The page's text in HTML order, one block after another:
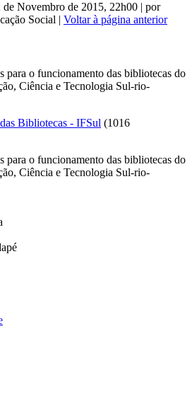
de Novembro de 2015, 22h00 | por
Social | Voltar à página anterior
para o funcionamento das bibliotecas do
Ciência e Tecnologia Sul-rio-
Bibliotecas - IFSul (1016
para o funcionamento das bibliotecas do
Ciência e Tecnologia Sul-rio-